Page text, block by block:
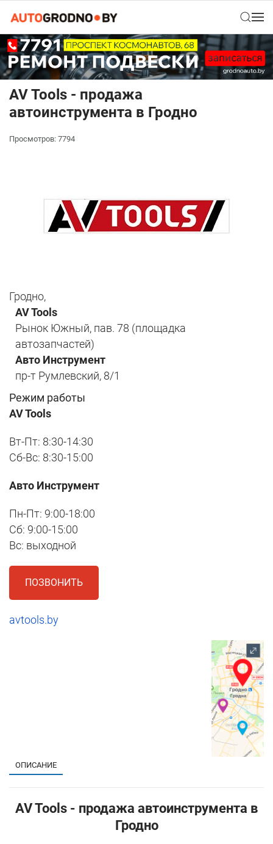
AV Tools - продажа
автоинструмента в Гродно
Просмотров: 7794
Гродно,
AV Tools
Рынок Южный, пав. 78 (площадка
автозапчастей)
Авто Инструмент
пр-т Румлевский, 8/1
Режим работы
AV Tools
Вт-Пт: 8:30-14:30
Сб-Вс: 8:30-15:00
Авто Инструмент
Пн-Пт: 9:00-18:00
Сб: 9:00-15:00
Вс: выходной
ПОЗВОНИТЬ
avtools.by
ОПИСАНИЕ
AV Tools - продажа автоинструмента в
Гродно